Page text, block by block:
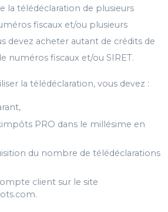
la télédéclaration de plusieurs
fiscaux et/ou plusieurs
devez acheter autant de crédits de
numéros fiscaux et/ou SIRET.
la télédéclaration, vous devez :
PRO dans le millésime en
du nombre de télédéclarations
client sur le site